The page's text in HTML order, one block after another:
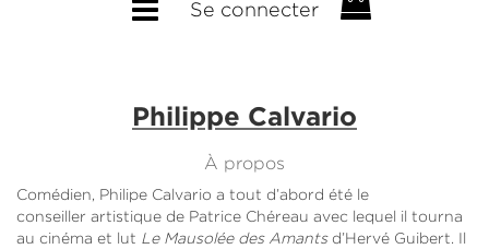
Se connecter
Philippe Calvario
À propos
Comédien, Philipe Calvario a tout d’abord été le
conseiller artistique de Patrice Chéreau avec lequel il tourna
au cinéma et lut Le Mausolée des Amantsd’Hervé Guibert. Il